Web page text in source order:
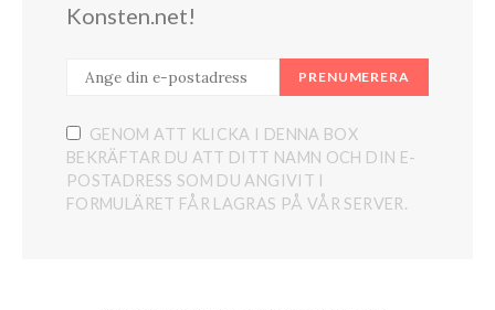
Konsten.net!
PRENUMERERA
GENOM ATT KLICKA I DENNA BOX
BEKRÄFTAR DU ATT DITT NAMN OCH DIN E-
POSTADRESS SOM DU ANGIVIT I
FORMULÄRET FÅR LAGRAS PÅ VÅR SERVER.